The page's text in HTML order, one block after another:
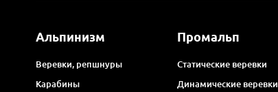
Альпинизм
Веревки, репшнуры
Карабины
Промальп
Статические веревки
Динамические веревки